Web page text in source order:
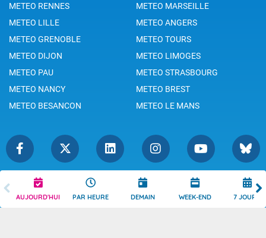
AUJOURD'HUI PAR HEURE DEMAIN WEEK-END 7 JOURS
METEO RENNES
METEO MARSEILLE
METEO LILLE
METEO ANGERS
METEO GRENOBLE
METEO TOURS
METEO DIJON
METEO LIMOGES
METEO PAU
METEO STRASBOURG
METEO NANCY
METEO BREST
METEO BESANCON
METEO LE MANS